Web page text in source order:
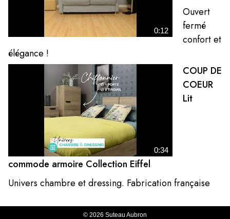
0:12
Ouvert
fermé
confort et
élégance !
0:34
COUP DE
COEUR
Lit
commode armoire Collection Eiffel
Univers chambre et dressing. Fabrication française
© 2026 Suteau Aubron